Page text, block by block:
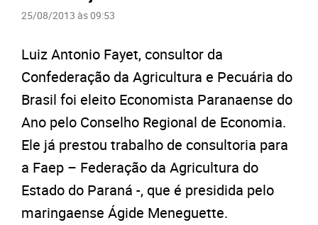
25/08/2013 às 09:53
Luiz Antonio Fayet, consultor da
Confederação da Agricultura e Pecuária do
Brasil foi eleito Economista Paranaense do
Ano pelo Conselho Regional de Economia.
Ele já prestou trabalho de consultoria para
a Faep – Federação da Agricultura do
Estado do Paraná -, que é presidida pelo
maringaense Ágide Meneguette.